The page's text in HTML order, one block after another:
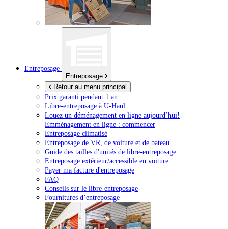
Entreposage
Entreposage
Retour au menu principal
Prix garanti pendant 1 an
Libre-entreposage à U-Haul
Louez un déménagement en ligne aujourd’hui!
Emménagement en ligne : commencer
Entreposage climatisé
Entreposage de VR, de voiture et de bateau
Guide des tailles d'unités de libre-entreposage
Entreposage extérieur/accessible en voiture
Payer ma facture d'entreposage
FAQ
Conseils sur le libre-entreposage
Fournitures d’entreposage